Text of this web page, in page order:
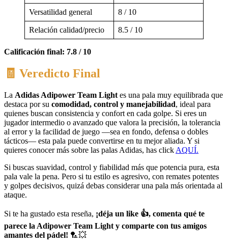
Versatilidad general 8 / 10
Relación calidad/precio 8.5 / 10
Calificación final: 7.8 / 10
🧾 Veredicto Final
La Adidas Adipower Team Light es una pala muy equilibrada que
destaca por su comodidad, control y manejabilidad, ideal para
quienes buscan consistencia y confort en cada golpe. Si eres un
jugador intermedio o avanzado que valora la precisión, la tolerancia
al error y la facilidad de juego —sea en fondo, defensa o dobles
tácticos— esta pala puede convertirse en tu mejor aliada. Y si
quieres conocer más sobre las palas Adidas, has click AQUÍ.
Si buscas suavidad, control y fiabilidad más que potencia pura, esta
pala vale la pena. Pero si tu estilo es agresivo, con remates potentes
y golpes decisivos, quizá debas considerar una pala más orientada al
ataque.
Si te ha gustado esta reseña, ¡déja un like 👍, comenta qué te
parece la Adipower Team Light y comparte con tus amigos
amantes del pádel! 🏸💥